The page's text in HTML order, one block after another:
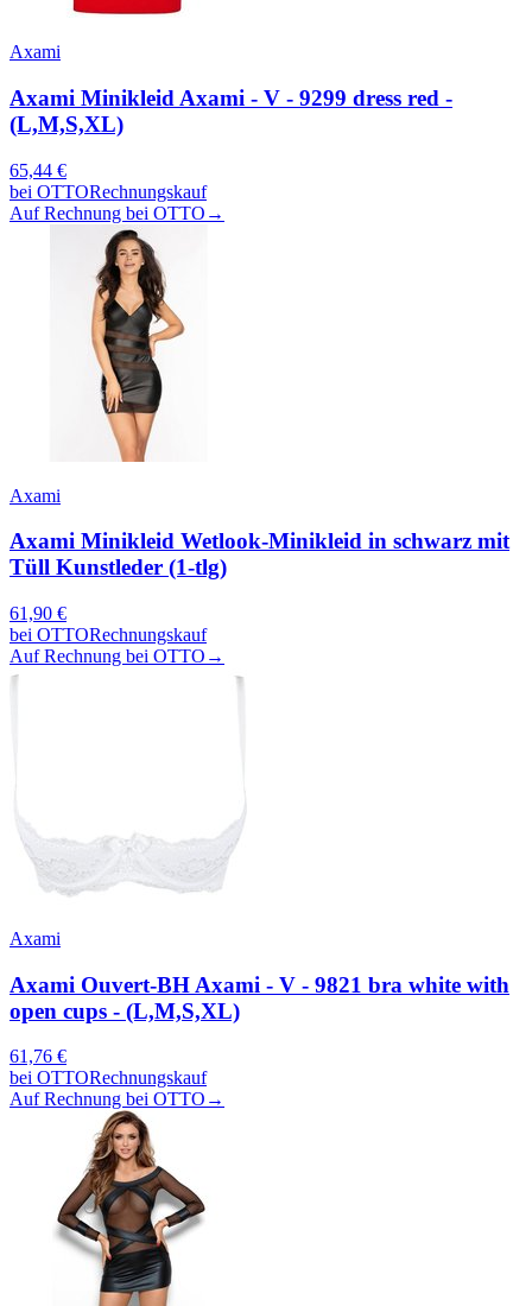
Axami
Axami Minikleid Axami - V - 9299 dress red -
(L,M,S,XL)
65,44 €
bei OTTORechnungskauf
Auf Rechnung bei OTTO →
Axami
Axami Minikleid Wetlook-Minikleid in schwarz mit
Tüll Kunstleder (1-tlg)
61,90 €
bei OTTORechnungskauf
Auf Rechnung bei OTTO →
Axami
Axami Ouvert-BH Axami - V - 9821 bra white with
open cups - (L,M,S,XL)
61,76 €
bei OTTORechnungskauf
Auf Rechnung bei OTTO →